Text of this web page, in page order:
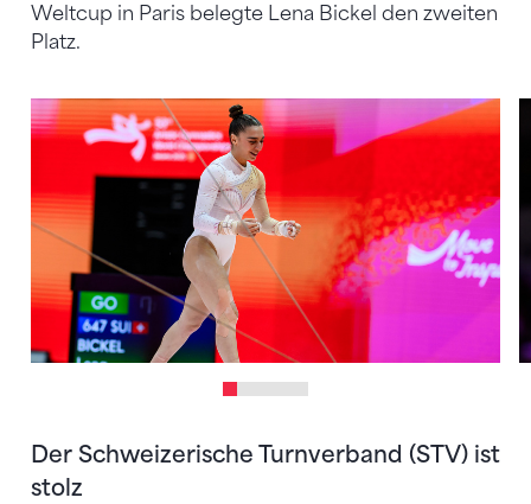
Weltcup in Paris belegte Lena Bickel den zweiten
Platz.
Der Schweizerische Turnverband (STV) ist
stolz